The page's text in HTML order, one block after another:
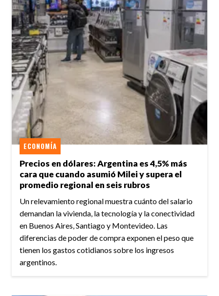
Precios en dólares: Argentina es 4,5% más
cara que cuando asumió Milei y supera el
promedio regional en seis rubros
ECONOMÍA
Un relevamiento regional muestra cuánto del salario
demandan la vivienda, la tecnología y la conectividad
en Buenos Aires, Santiago y Montevideo. Las
diferencias de poder de compra exponen el peso que
tienen los gastos cotidianos sobre los ingresos
argentinos.